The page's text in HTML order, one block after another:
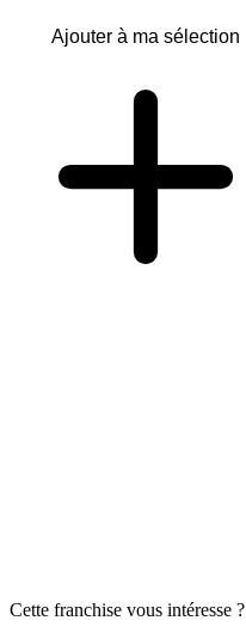
Ajouter à ma sélection
Cette franchise vous intéresse ?